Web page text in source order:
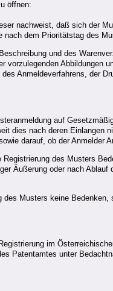
öffnen:
nachweist, daß sich der
nach dem Prioritätstag des
und des
vorzulegenden
Anmeldeverfahrens, der
auf
dies nach deren Einlangen
darauf, ob der Anmelder
des Musters
Äußerung oder nach
des Musters keine
im
Patentamtes unter